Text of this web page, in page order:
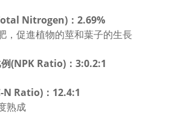
Nitrogen)：2.69%
，促進植物的莖和葉子的生長
(NPK Ratio)：3:0.2:1
N Ratio)：12.4:1
熟成